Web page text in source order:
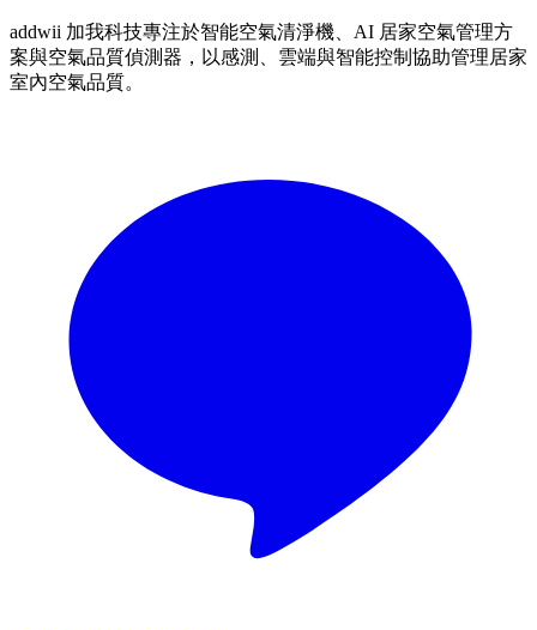
addwii 加我科技專注於智能空氣清淨機、AI 居家空氣管理方
案與空氣品質偵測器，以感測、雲端與智能控制協助管理居家
室內空氣品質。